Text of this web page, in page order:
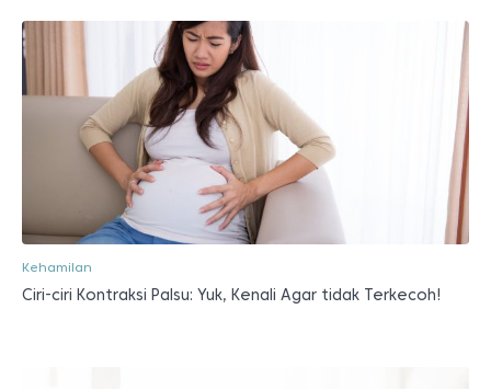
Kehamilan
Ciri-ciri Kontraksi Palsu: Yuk, Kenali Agar tidak Terkecoh!